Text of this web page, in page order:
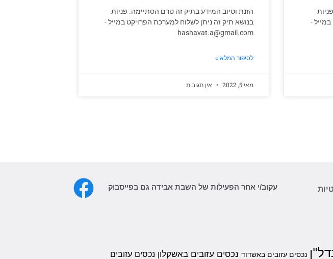
-
הזנת וטיוב המידע בתיק זה טרם הסתיימה. פניות
בנושא תיק זה ניתן לשלוח למערכת הפרויקט במייל -
hashavat.a@gmail.com
לסיפור המלא »
מאי 5, 2022 אין תגובות
עקוב/י אחר הפעילות של השבת אבידה גם בפייסבוק
נכסים עזובים באשדוד נכסים עזובים באשקלון נכסים עזובים